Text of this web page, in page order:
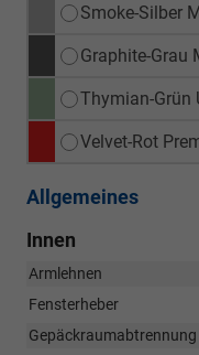
Smoke-Silber
Graphite-Grau
Thymian-Grün
Velvet-Rot
Allgemeines
Innen
Armlehnen
Fensterheber
Gepäckraumabtrennung